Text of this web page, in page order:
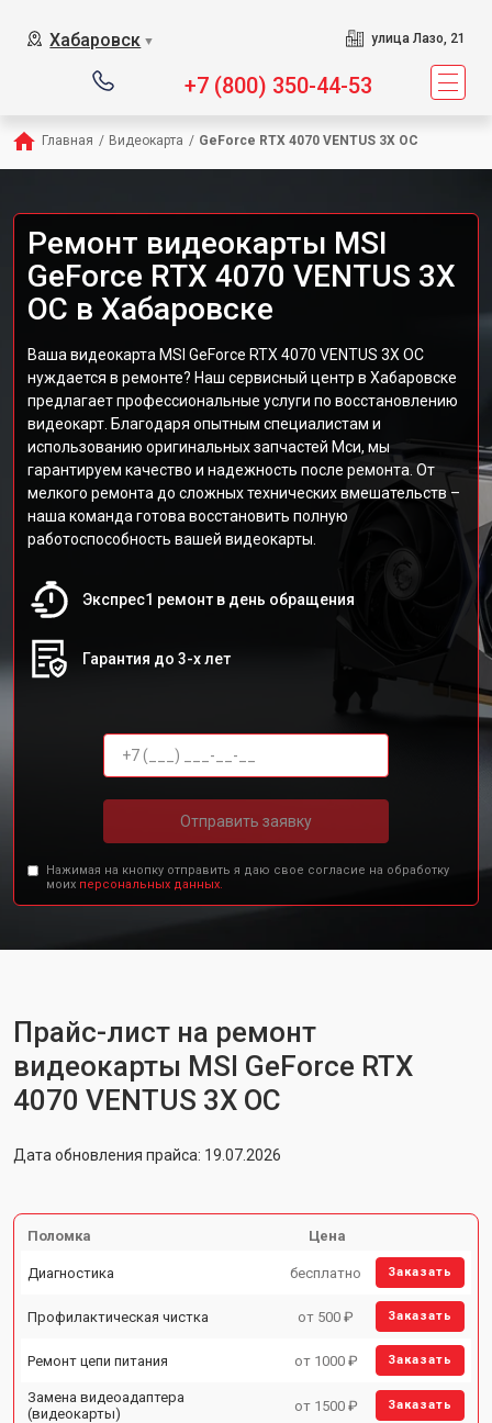
Хабаровск ▼ улица Лазо, 21
+7 (800) 350-44-53
Главная / Видеокарта / GeForce RTX 4070 VENTUS 3X OC
Ремонт видеокарты MSI
GeForce RTX 4070 VENTUS 3X
OC в Хабаровске
Ваша видеокарта MSI GeForce RTX 4070 VENTUS 3X OC
нуждается в ремонте? Наш сервисный центр в Хабаровске
предлагает профессиональные услуги по восстановлению
видеокарт. Благодаря опытным специалистам и
использованию оригинальных запчастей Мси, мы
гарантируем качество и надежность после ремонта. От
мелкого ремонта до сложных технических вмешательств –
наша команда готова восстановить полную
работоспособность вашей видеокарты.
Экспрес1 ремонт в день обращения
Гарантия до 3-х лет
Отправить заявку
Нажимая на кнопку отправить я даю свое согласие на обработку
моих персональных данных.
Прайс-лист на ремонт
видеокарты MSI GeForce RTX
4070 VENTUS 3X OC
Дата обновления прайса: 19.07.2026
Поломка Цена
Диагностика бесплатно Заказать
Профилактическая чистка от 500 ₽ Заказать
Ремонт цепи питания от 1000 ₽ Заказать
Замена видеоадаптера
(видеокарты)
от 1500 ₽ Заказать